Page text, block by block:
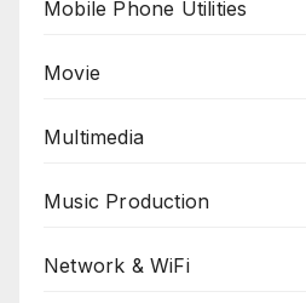
Mobile Phone Utilities
Movie
Multimedia
Music Production
Network & WiFi